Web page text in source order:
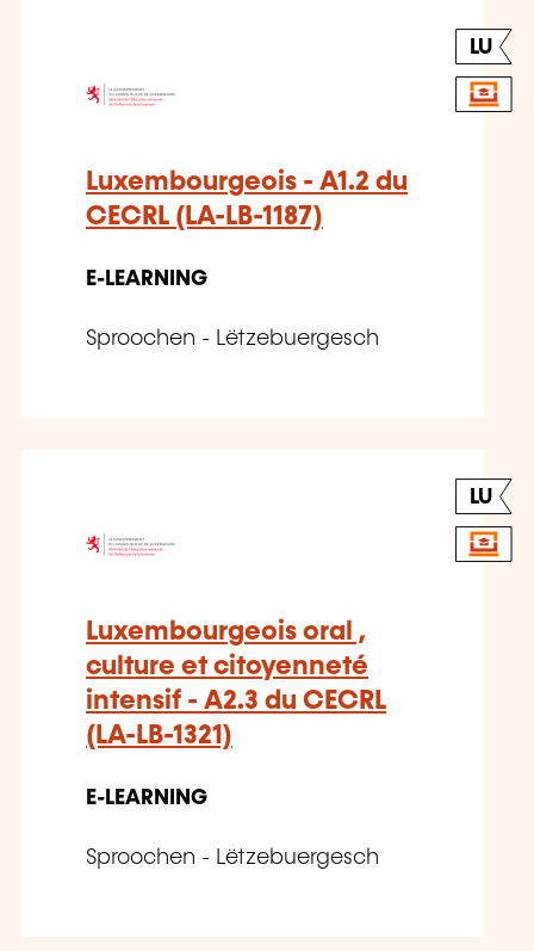
LU
Luxembourgeois - A1.2 du
CECRL (LA-LB-1187)
E-LEARNING
Sproochen - Lëtzebuergesch
LU
Luxembourgeois oral ,
culture et citoyenneté
intensif - A2.3 du CECRL
(LA-LB-1321)
E-LEARNING
Sproochen - Lëtzebuergesch